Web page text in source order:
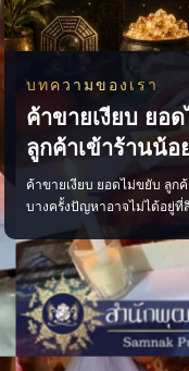
บทความของเรา
ค้าขายเงียบ ยอ
ลูกค้าเข้าร้านน้อ
ค้าขายเงียบ ยอดไม่ขยับ ลูก
บางครั้งปัญหาอาจไม่ได้อยู่ที่
เดียว แต่อาจเกี่ยวข้องกับจัง
ภายในร้าน หรือการจัดวางที่ยั
ลองเริ่มจากการตรวจพลังร้าน
รับทรัพย์ และจัดพื้นที่ให้เปิดรั
แก้ได้ตรงจุด การค้าขายก